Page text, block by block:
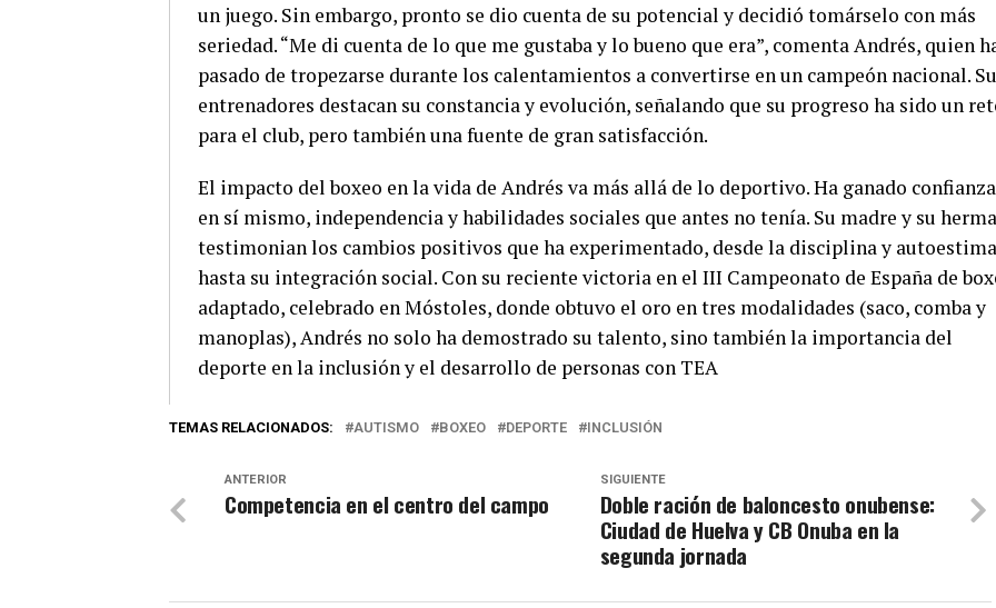
un juego. Sin embargo, pronto se dio cuenta de su potencial y decidió tomárselo con más
seriedad. “Me di cuenta de lo que me gustaba y lo bueno que era”, comenta Andrés, quien
pasado de tropezarse durante los calentamientos a convertirse en un campeón nacional.
entrenadores destacan su constancia y evolución, señalando que su progreso ha sido un
para el club, pero también una fuente de gran satisfacción.
El impacto del boxeo en la vida de Andrés va más allá de lo deportivo. Ha ganado confianza
en sí mismo, independencia y habilidades sociales que antes no tenía. Su madre y su
testimonian los cambios positivos que ha experimentado, desde la disciplina y autoestima
hasta su integración social. Con su reciente victoria en el III Campeonato de España de
adaptado, celebrado en Móstoles, donde obtuvo el oro en tres modalidades (saco, comba y
manoplas), Andrés no solo ha demostrado su talento, sino también la importancia del
deporte en la inclusión y el desarrollo de personas con TEA
TEMAS RELACIONADOS: AUTISMO BOXEO DEPORTE INCLUSIÓN
SIGUIENTE
Doble ración de baloncesto onubense:
Ciudad de Huelva y CB Onuba en la
segunda jornada
ANTERIOR
Competencia en el centro del campo